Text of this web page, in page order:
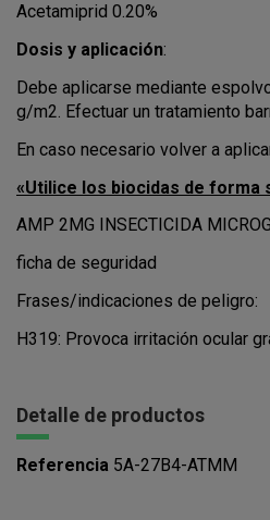
Acetamiprid 0.20%
Dosis y aplicación:
Debe aplicarse mediante
g/m2. Efectuar un tratamiento
En caso necesario volver a
«Utilice los biocidas de forma
AMP 2MG INSECTICIDA
ficha de seguridad
Frases/indicaciones de peligro:
H319: Provoca irritación ocular
Detalle de productos
Referencia 5A-27B4-ATMM